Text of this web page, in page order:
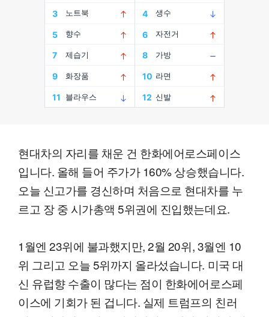
현대차의 자리를 채운 건 한화에어로스페이스
입니다. 올해 들어 주가가 160% 상승했습니다.
오늘 신고가를 경신하며 처음으로 현대차를 누
르고 장 중 시가총액 5위권에 진입했는데요.
1월엔 23위에 불과했지만, 2월 20위, 3월엔 10
위 그리고 오늘 5위까지 올라섰습니다. 미국 대
신 유럽향 수출이 많다는 점이 한화에어로스페
이스에 기회가 된 겁니다. 실제 트럼프의 친러